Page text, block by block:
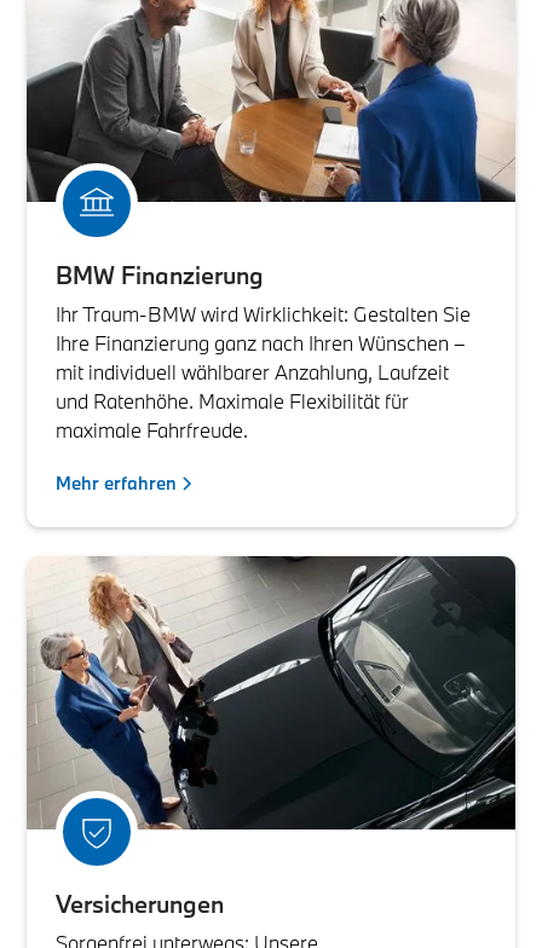
BMW Finanzierung
Ihr Traum-BMW wird Wirklichkeit: Gestalten Sie
Ihre Finanzierung ganz nach Ihren Wünschen –
mit individuell wählbarer Anzahlung, Laufzeit
und Ratenhöhe. Maximale Flexibilität für
maximale Fahrfreude.
Mehr erfahren
Versicherungen
Sorgenfrei unterwegs: Unsere